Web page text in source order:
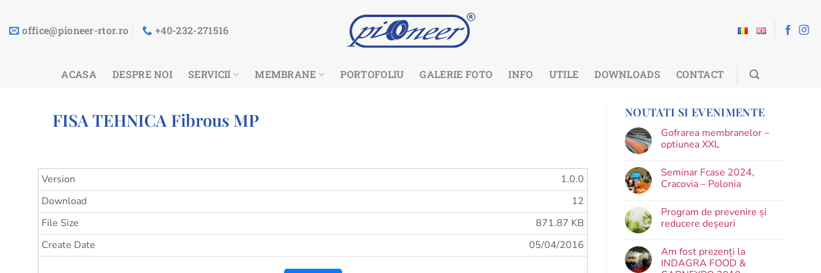
conținut
office@pioneer-rtor.ro +40-232-271516
ACASA DESPRE NOI SERVICII MEMBRANE PORTOFOLIU GALERIE FOTO INFO UTILE DOWNLOADS CONTACT
FISA TEHNICA Fibrous MP
Version
1.0.0
Download
12
File Size
871.87 KB
Create Date
05/04/2016
NOUTATI SI EVENIMENTE
Gofrarea membranelor –
optiunea XXL
Seminar Fcase 2024,
Cracovia – Polonia
Program de prevenire și
reducere deșeuri
Am fost prezenți la
INDAGRA FOOD &